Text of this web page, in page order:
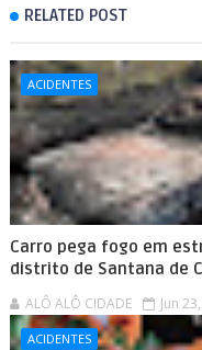
RELATED POST
ACIDENTES
Carro pega fogo em
distrito de Santana de
ALÔ ALÔ CIDADE Jun
ACIDENTES